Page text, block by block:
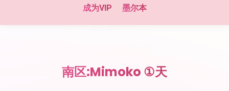
成为VIP 墨尔本
南区:Mimoko ①天